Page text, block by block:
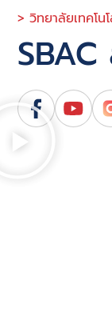
> วิทยาลัยเทคโน
SBAC